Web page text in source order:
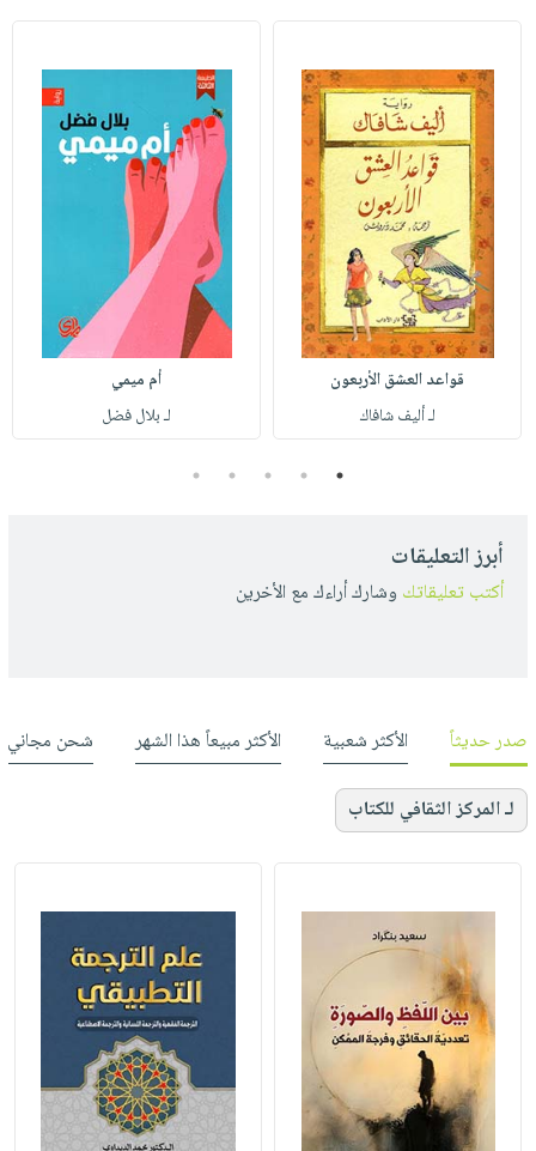
قواعد العشق الأربعون
لـ أليف شافاك
أم ميمي
لـ بلال فضل
1
2
3
4
5
أبرز التعليقات
أكتب تعليقاتك وشارك أراءك مع الأخرين
صدر حديثاً الأكثر شعبية الأكثر مبيعاً هذا الشهر شحن مجاني
لـ المركز الثقافي للكتاب